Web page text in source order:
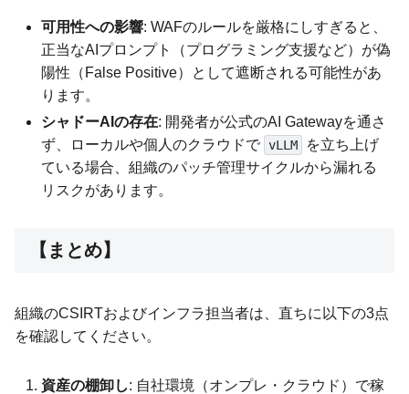
可用性への影響: WAFのルールを厳格にしすぎると、
正当なAIプロンプト（プログラミング支援など）が偽
陽性（False Positive）として遮断される可能性があ
ります。
シャドーAIの存在: 開発者が公式のAI Gatewayを通さ
ず、ローカルや個人のクラウドで vLLM
を立ち上げ
ている場合、組織のパッチ管理サイクルから漏れる
リスクがあります。
【まとめ】
組織のCSIRTおよびインフラ担当者は、直ちに以下の3点
を確認してください。
資産の棚卸し: 自社環境（オンプレ・クラウド）で稼